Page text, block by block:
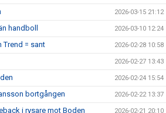
2026-03-15 21:12
handboll 2026-03-10 12:24
Trend = sant 2026-02-28 10:58
2026-02-27 13:43
2026-02-24 15:54
bortgången 2026-02-22 13:37
i rysare mot Boden 2026-02-21 20:10